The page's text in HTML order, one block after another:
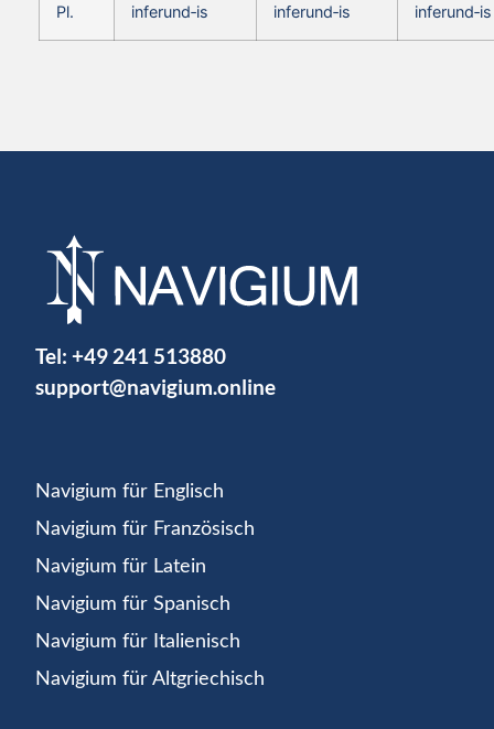
Pl.
inferund‑is
inferund‑is
inferund‑is
Tel: +49 241 513880
support@navigium.online
Navigium für Englisch
Navigium für Französisch
Navigium für Latein
Navigium für Spanisch
Navigium für Italienisch
Navigium für Altgriechisch